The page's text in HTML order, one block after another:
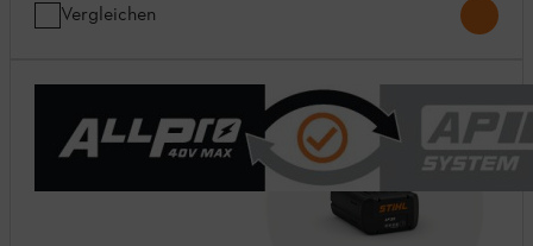
Vergleichen